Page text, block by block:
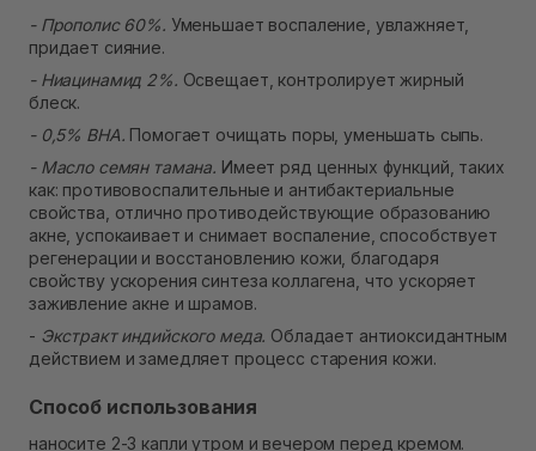
- Прополис 60%. Уменьшает воспаление, увлажняет,
придает сияние.
- Ниацинамид 2%. Освещает, контролирует жирный
блеск.
- 0,5% BHA. Помогает очищать поры, уменьшать сыпь.
- Масло семян тамана. Имеет ряд ценных функций, таких
как: противовоспалительные и антибактериальные
свойства, отлично противодействующие образованию
акне, успокаивает и снимает воспаление, способствует
регенерации и восстановлению кожи, благодаря
свойству ускорения синтеза коллагена, что ускоряет
заживление акне и шрамов.
- Экстракт индийского меда. Обладает антиоксидантным
действием и замедляет процесс старения кожи.
Способ использования
наносите 2-3 капли утром и вечером перед кремом.